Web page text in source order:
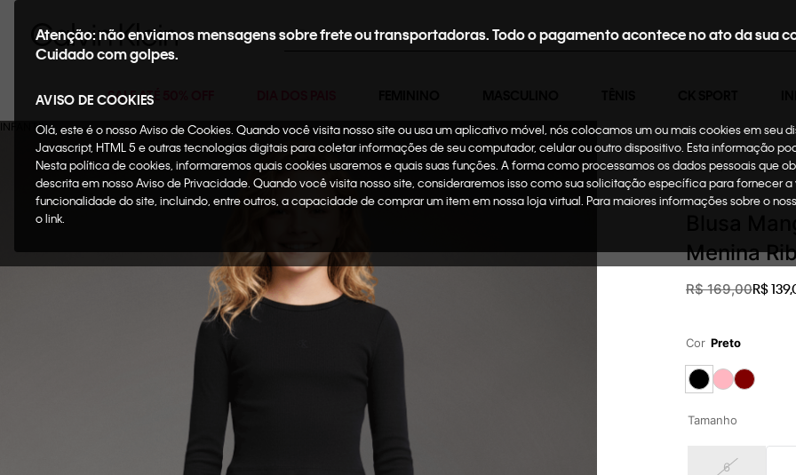
Buscar
SALE ATÉ 50% OFF
Atenção: não enviamos mensagens sobre frete ou transportadoras. Todo o pagamento acontece no ato da sua
Cuidado com golpes.
AVISO DE COOKIES
Olá, este é o nosso Aviso de Cookies. Quando você visita nosso site ou usa um aplicativo móvel, nós colocamos um ou mais cookies em seu
Javascript, HTML 5 e outras tecnologias digitais para coletar informações de seu computador, celular ou outro dispositivo. Esta informação
Nesta política de cookies, informaremos quais cookies usaremos e quais suas funções. A forma como processamos os dados pessoais que
descrita em nosso Aviso de Privacidade. Quando você visita nosso site, consideraremos isso como sua solicitação específica para fornecer
funcionalidade do site, incluindo, entre outros, a capacidade de comprar um item em nossa loja virtual. Para maiores informações sobre o
o link.
Infantil Menina
Menina
R$ 169,00R$139,
Cor Preto
Tamanho
6